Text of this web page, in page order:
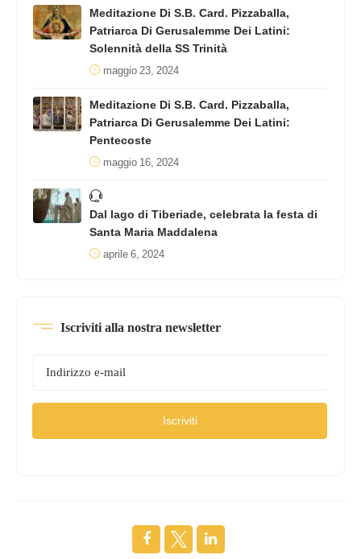
Meditazione Di S.B. Card. Pizzaballa,
Patriarca Di Gerusalemme Dei Latini:
Solennità della SS Trinità
maggio 23, 2024
Meditazione Di S.B. Card. Pizzaballa,
Patriarca Di Gerusalemme Dei Latini:
Pentecoste
maggio 16, 2024
Dal lago di Tiberiade, celebrata la festa di
Santa Maria Maddalena
aprile 6, 2024
Iscriviti alla nostra newsletter
Iscriviti